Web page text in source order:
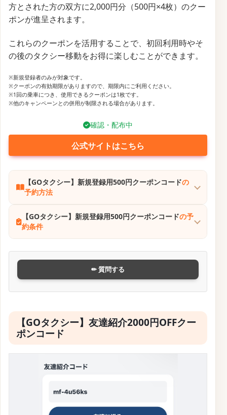
方とされた方の双方に2,000円分（500円×4枚）のクー
ポンが進呈されます。
これらのクーポンを活用することで、初回利用時やそ
の後のタクシー移動をお得に楽しむことができます。
※新規登録者のみが対象です。​
※クーポンの有効期限がありますので、期限内にご利用ください。​
※1回の乗車につき、使用できるクーポンは1枚です。​
※他のキャンペーンとの併用が制限される場合があります。
確認・配布中
公式サイトはこちら
【GOタクシー】新規登録用500円クーポンコードの
予約方法
【GOタクシー】新規登録用500円クーポンコードの予
約条件
✏ 質問する
【GOタクシー】友達紹介2000円OFFクー
ポンコード